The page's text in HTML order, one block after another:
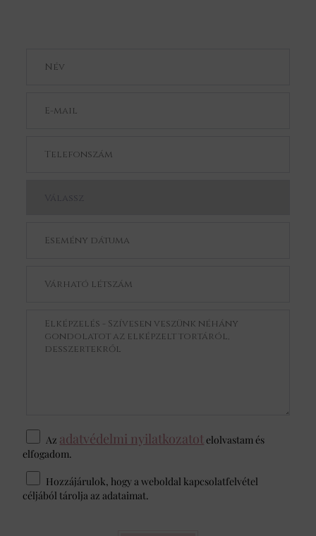
Az adatvédelmi nyilatkozatot elolvastam és
elfogadom.
Hozzájárulok, hogy a weboldal kapcsolatfelvétel
céljából tárolja az adataimat.